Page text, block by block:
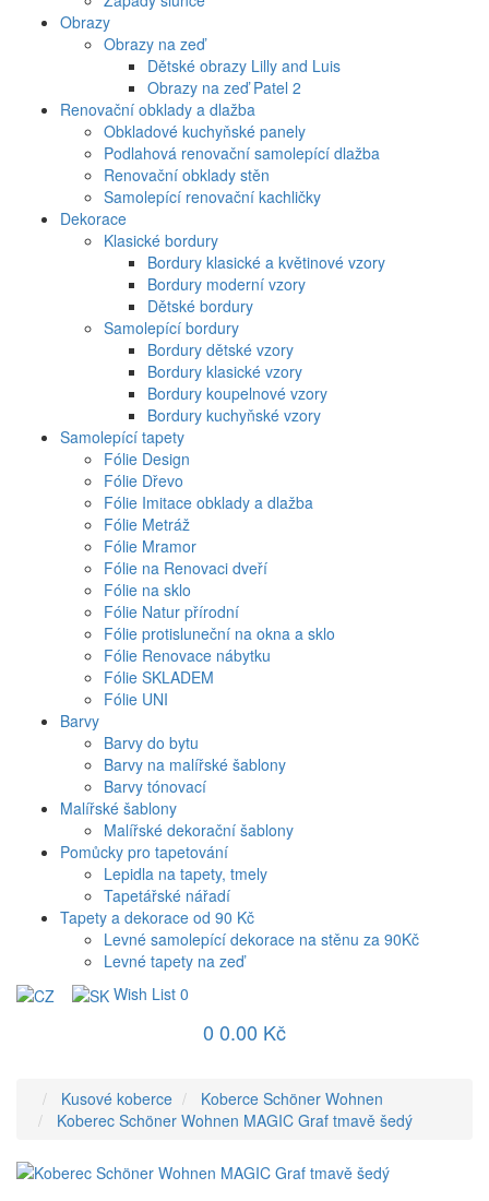
Obrazy
Obrazy na zeď
Dětské obrazy Lilly and Luis
Obrazy na zeď Patel 2
Renovační obklady a dlažba
Obkladové kuchyňské panely
Podlahová renovační samolepící dlažba
Renovační obklady stěn
Samolepící renovační kachličky
Dekorace
Klasické bordury
Bordury klasické a květinové vzory
Bordury moderní vzory
Dětské bordury
Samolepící bordury
Bordury dětské vzory
Bordury klasické vzory
Bordury koupelnové vzory
Bordury kuchyňské vzory
Samolepící tapety
Fólie Design
Fólie Dřevo
Fólie Imitace obklady a dlažba
Fólie Metráž
Fólie Mramor
Fólie na Renovaci dveří
Fólie na sklo
Fólie Natur přírodní
Fólie protisluneční na okna a sklo
Fólie Renovace nábytku
Fólie SKLADEM
Fólie UNI
Barvy
Barvy do bytu
Barvy na malířské šablony
Barvy tónovací
Malířské šablony
Malířské dekorační šablony
Pomůcky pro tapetování
Lepidla na tapety, tmely
Tapetářské nářadí
Tapety a dekorace od 90 Kč
Levné samolepící dekorace na stěnu za 90Kč
Levné tapety na zeď
Wish List 0
0 0.00 Kč
Kusové koberce
Koberce Schöner Wohnen
Koberec Schöner Wohnen MAGIC Graf tmavě šedý